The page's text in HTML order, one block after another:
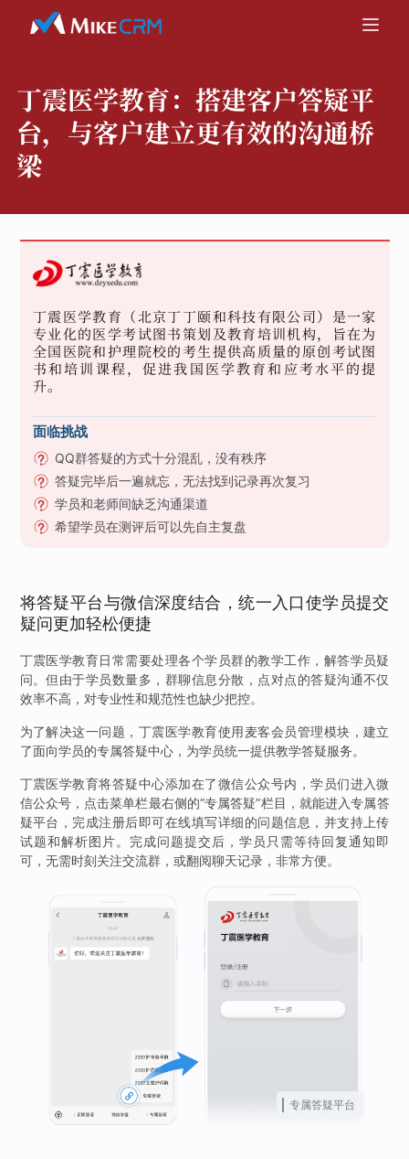
丁震医学教育： 搭建客户答疑平
台，与客户建立更有效的沟通桥
梁
丁震医学教育（北京丁丁颐和科技有限公司）是一家
专业化的医学考试图书策划及教育培训机构，旨在为
全国医院和护理院校的考生提供高质量的原创考试图
书和培训课程，促进我国医学教育和应考水平的提
升。
面临挑战
QQ群答疑的方式十分混乱，没有秩序
答疑完毕后一遍就忘，无法找到记录再次复习
学员和老师间缺乏沟通渠道
希望学员在测评后可以先自主复盘
将答疑平台与微信深度结合，统一入口使学员提交
疑问更加轻松便捷
丁震医学教育日常需要处理各个学员群的教学工作，解答学员疑
问。但由于学员数量多，群聊信息分散，点对点的答疑沟通不仅
效率不高，对专业性和规范性也缺少把控。
为了解决这一问题，丁震医学教育使用麦客会员管理模块，建立
了面向学员的专属答疑中心，为学员统一提供教学答疑服务。
丁震医学教育将答疑中心添加在了微信公众号内，学员们进入微
信公众号，点击菜单栏最右侧的“专属答疑”栏目，就能进入专属答
疑平台，完成注册后即可在线填写详细的问题信息，并支持上传
试题和解析图片。完成问题提交后，学员只需等待回复通知即
可，无需时刻关注交流群，或翻阅聊天记录，非常方便。
专属答疑平台